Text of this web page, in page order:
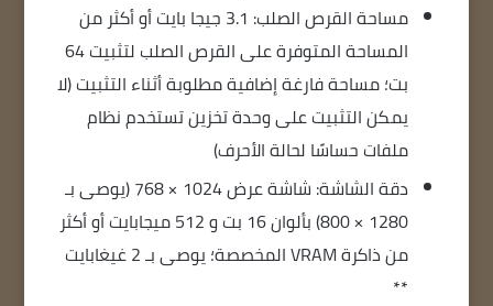
مساحة القرص الصلب: 3.1 جيجا بايت أو أكثر من
المساحة المتوفرة على القرص الصلب لتثبيت 64
بت؛ مساحة فارغة إضافية مطلوبة أثناء التثبيت (لا
يمكن التثبيت على وحدة تخزين تستخدم نظام
ملفات حساسًا لحالة الأحرف)
دقة الشاشة: شاشة عرض 1024 × 768 (يوصى بـ
1280 × 800) بألوان 16 بت و 512 ميجابايت أو أكثر
من ذاكرة VRAM المخصصة؛ يوصى بـ 2 غيغابايت
**